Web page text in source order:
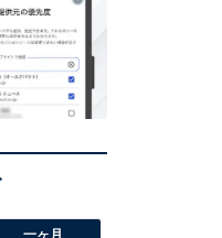
一ヶ月